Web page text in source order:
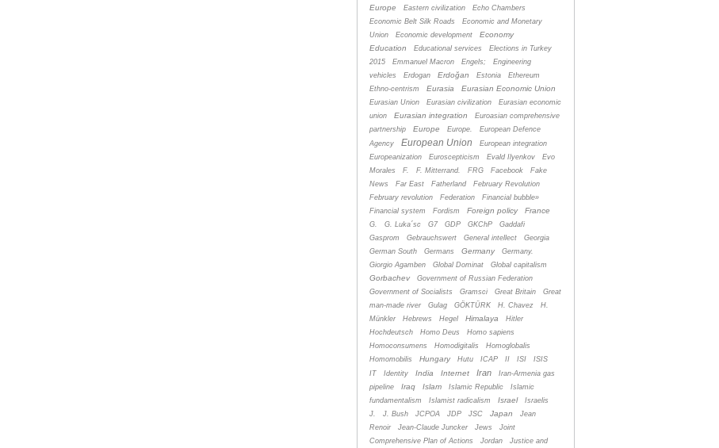
Europe
Eastern civilization
Echo Chambers
Economic Belt Silk Roads
Economic and Monetary
Union
Economic development
Economy
Education
Educational services
Elections in Turkey
2015
Emmanuel Macron Engels;
Engineering
vehicles
Erdogan Erdoğan Estonia
Ethereum
Ethno-centrism
Eurasia Eurasian Economic Union
Eurasian Union Eurasian civilization
Eurasian economic
union
Eurasian integration
Euroasian comprehensive
partnership
Europe Europe.
European Defence
Agency
European Union
European integration
Europeanization
Euroscepticism Evald Ilyenkov
Evo
Morales
F. F. Mitterrand. FRG Facebook
Fake
News
Far East Fatherland
February Revolution
February revolution
Federation
Financial bubble»
Financial system
Fordism Foreign policy France
G. G. Luka´sc G7 GDP GKChP
Gaddafi
Gasprom
Gebrauchswert General intellect
Georgia
German South
Germans Germany
Germany.
Giorgio Agamben
Global Dominat Global capitalism
Gorbachev
Government of Russian Federation
Government of Socialists
Gramsci Great Britain
Great
man-made river
Gulag GÖKTÜRK H. Chavez
H.
Münkler
Hebrews Hegel Himalaya
Hitler
Hochdeutsch
Homo Deus
Homo sapiens
Homoconsumens
Homodigitalis
Homoglobalis
Homomobilis
Hungary Hutu ICAP II ISI
ISIS
IT
Identity India Internet Iran
Iran-Armenia gas
pipeline
Iraq Islam Islamic Republic
Islamic
fundamentalism
Islamist radicalism Israel
Israelis
J.
J. Bush JCPOA JDP JSC Japan
Jean
Renoir
Jean-Claude Juncker Jews
Joint
Comprehensive Plan of Actions
Jordan
Justice and